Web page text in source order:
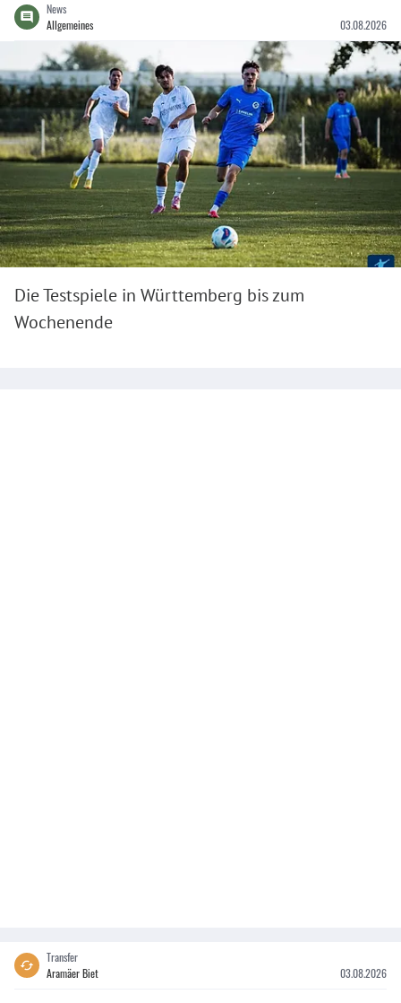
News
Allgemeines
03.08.2026
Die Testspiele in Württemberg bis zum
Wochenende
Transfer
Aramäer Biet
03.08.2026